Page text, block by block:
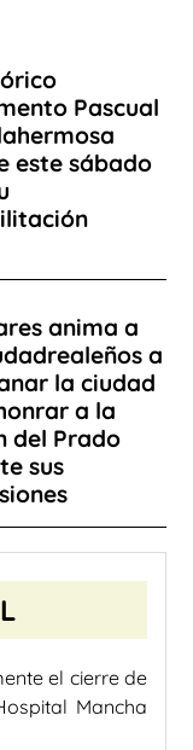
Pascual
este sábado
anima a
a
la ciudad
a la
del Prado
sus
el cierre de
Mancha